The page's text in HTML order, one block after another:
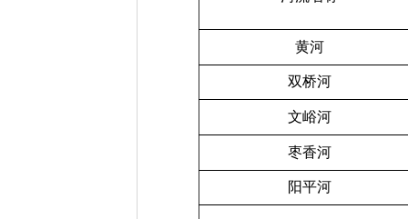
黄河
双桥河
文峪河
枣香河
阳平河